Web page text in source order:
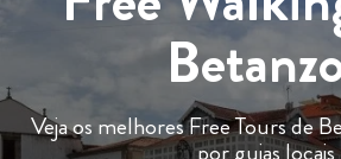
Veja os melhores Free Tours de